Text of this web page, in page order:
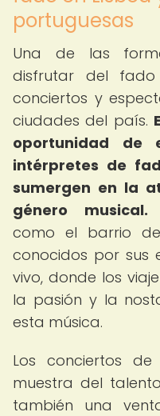
portuguesas
Una de las
disfrutar del
conciertos y
ciudades del país.
oportunidad de
intérpretes de
sumergen en la
género musical.
como el barrio
conocidos por sus
vivo, donde los
la pasión y la
esta música.
Los conciertos
muestra del
también una